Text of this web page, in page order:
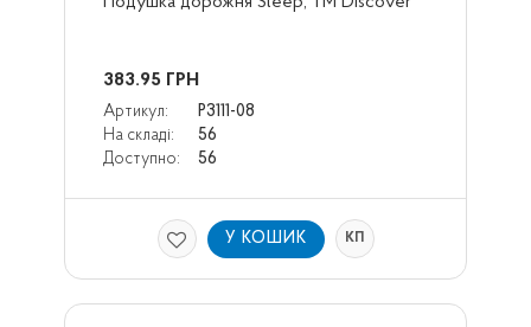
383.95 ГРН
Артикул:
Р3111-08
На складі:
56
Доступно:
56
У КОШИК КП